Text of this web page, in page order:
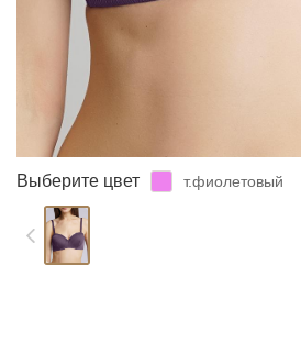
Выберите цвет т.фиолетовый